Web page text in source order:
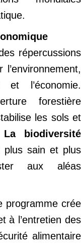
répercussions
l’économie.
forestière
les sols et
La biodiversité
plus sain et plus
aux aléas
programme crée
à l’entretien des
alimentaire